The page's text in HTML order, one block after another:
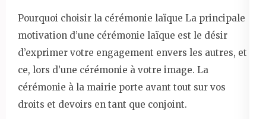
Pourquoi choisir la cérémonie laïque La principale
motivation d’une cérémonie laïque est le désir
d’exprimer votre engagement envers les autres, et
ce, lors d’une cérémonie à votre image. La
cérémonie à la mairie porte avant tout sur vos
droits et devoirs en tant que conjoint.